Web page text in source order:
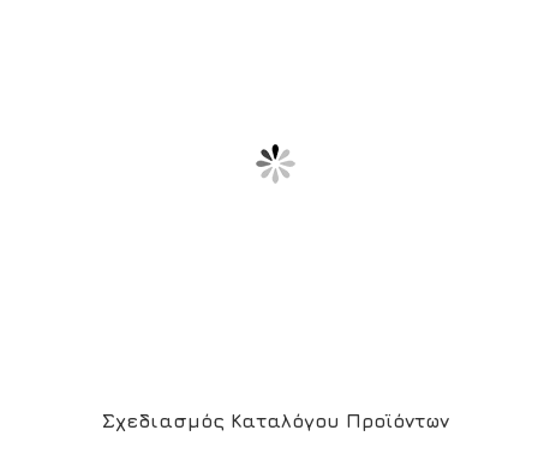
Σχεδιασμός Καταλόγου Προϊόντων